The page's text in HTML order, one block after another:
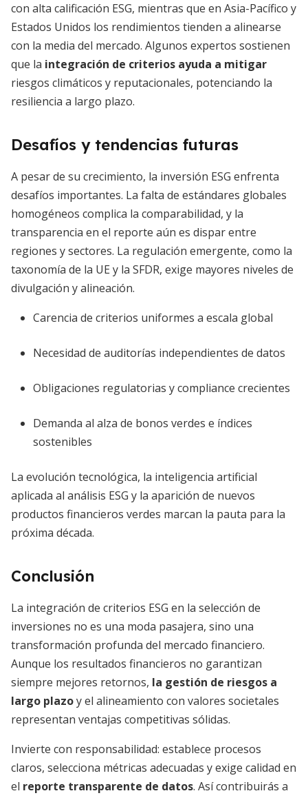
con alta calificación ESG, mientras que en Asia-Pacífico y
Estados Unidos los rendimientos tienden a alinearse
con la media del mercado. Algunos expertos sostienen
que la integración de criterios ayuda a mitigar
riesgos climáticos y reputacionales, potenciando la
resiliencia a largo plazo.
Desafíos y tendencias futuras
A pesar de su crecimiento, la inversión ESG enfrenta
desafíos importantes. La falta de estándares globales
homogéneos complica la comparabilidad, y la
transparencia en el reporte aún es dispar entre
regiones y sectores. La regulación emergente, como la
taxonomía de la UE y la SFDR, exige mayores niveles de
divulgación y alineación.
Carencia de criterios uniformes a escala global
Necesidad de auditorías independientes de datos
Obligaciones regulatorias y compliance crecientes
Demanda al alza de bonos verdes e índices
sostenibles
La evolución tecnológica, la inteligencia artificial
aplicada al análisis ESG y la aparición de nuevos
productos financieros verdes marcan la pauta para la
próxima década.
Conclusión
La integración de criterios ESG en la selección de
inversiones no es una moda pasajera, sino una
transformación profunda del mercado financiero.
Aunque los resultados financieros no garantizan
siempre mejores retornos, la gestión de riesgos a
largo plazoy el alineamiento con valores societales
representan ventajas competitivas sólidas.
Invierte con responsabilidad: establece procesos
claros, selecciona métricas adecuadas y exige calidad en
el reporte transparente de datos. Así contribuirás a